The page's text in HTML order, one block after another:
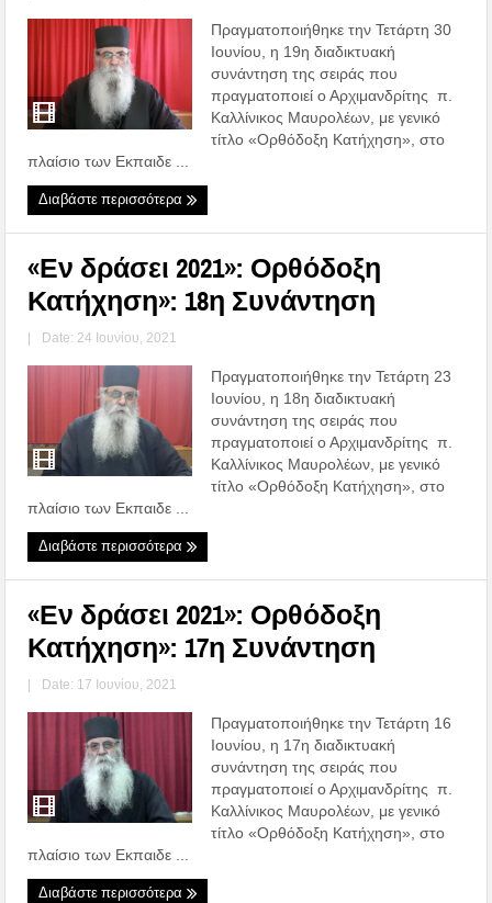
Πραγματοποιήθηκε την Τετάρτη 30
Ιουνίου, η 19η διαδικτυακή
συνάντηση της σειράς που
πραγματοποιεί ο Αρχιμανδρίτης π.
Καλλίνικος Μαυρολέων, με γενικό
τίτλο «Ορθόδοξη Κατήχηση», στο
πλαίσιο των Εκπαιδε ...
Διαβάστε περισσότερα
«Εν δράσει 2021»: Ορθόδοξη
Κατήχηση»: 18η Συνάντηση
| Date: 24 Ιουνίου, 2021
Πραγματοποιήθηκε την Τετάρτη 23
Ιουνίου, η 18η διαδικτυακή
συνάντηση της σειράς που
πραγματοποιεί ο Αρχιμανδρίτης π.
Καλλίνικος Μαυρολέων, με γενικό
τίτλο «Ορθόδοξη Κατήχηση», στο
πλαίσιο των Εκπαιδε ...
Διαβάστε περισσότερα
«Εν δράσει 2021»: Ορθόδοξη
Κατήχηση»: 17η Συνάντηση
| Date: 17 Ιουνίου, 2021
Πραγματοποιήθηκε την Τετάρτη 16
Ιουνίου, η 17η διαδικτυακή
συνάντηση της σειράς που
πραγματοποιεί ο Αρχιμανδρίτης π.
Καλλίνικος Μαυρολέων, με γενικό
τίτλο «Ορθόδοξη Κατήχηση», στο
πλαίσιο των Εκπαιδε ...
Διαβάστε περισσότερα